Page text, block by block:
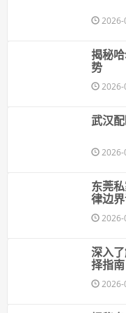
2026-
揭秘
势
2026-
武汉
2026-
东莞
律边
2026-
深入
择指南
2026-